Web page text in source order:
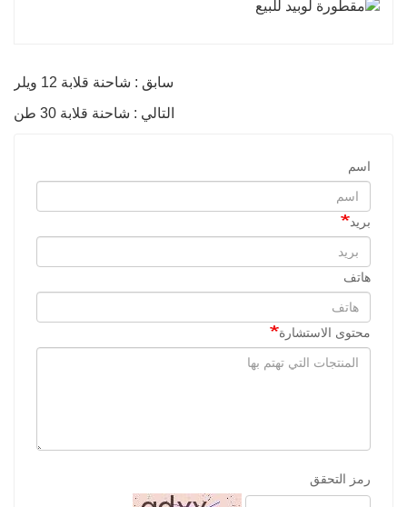
سابق : شاحنة قلابة 12 ويلر
التالي : شاحنة قلابة 30 طن
اسم
بريد
هاتف
محتوى الاستشارة
رمز التحقق